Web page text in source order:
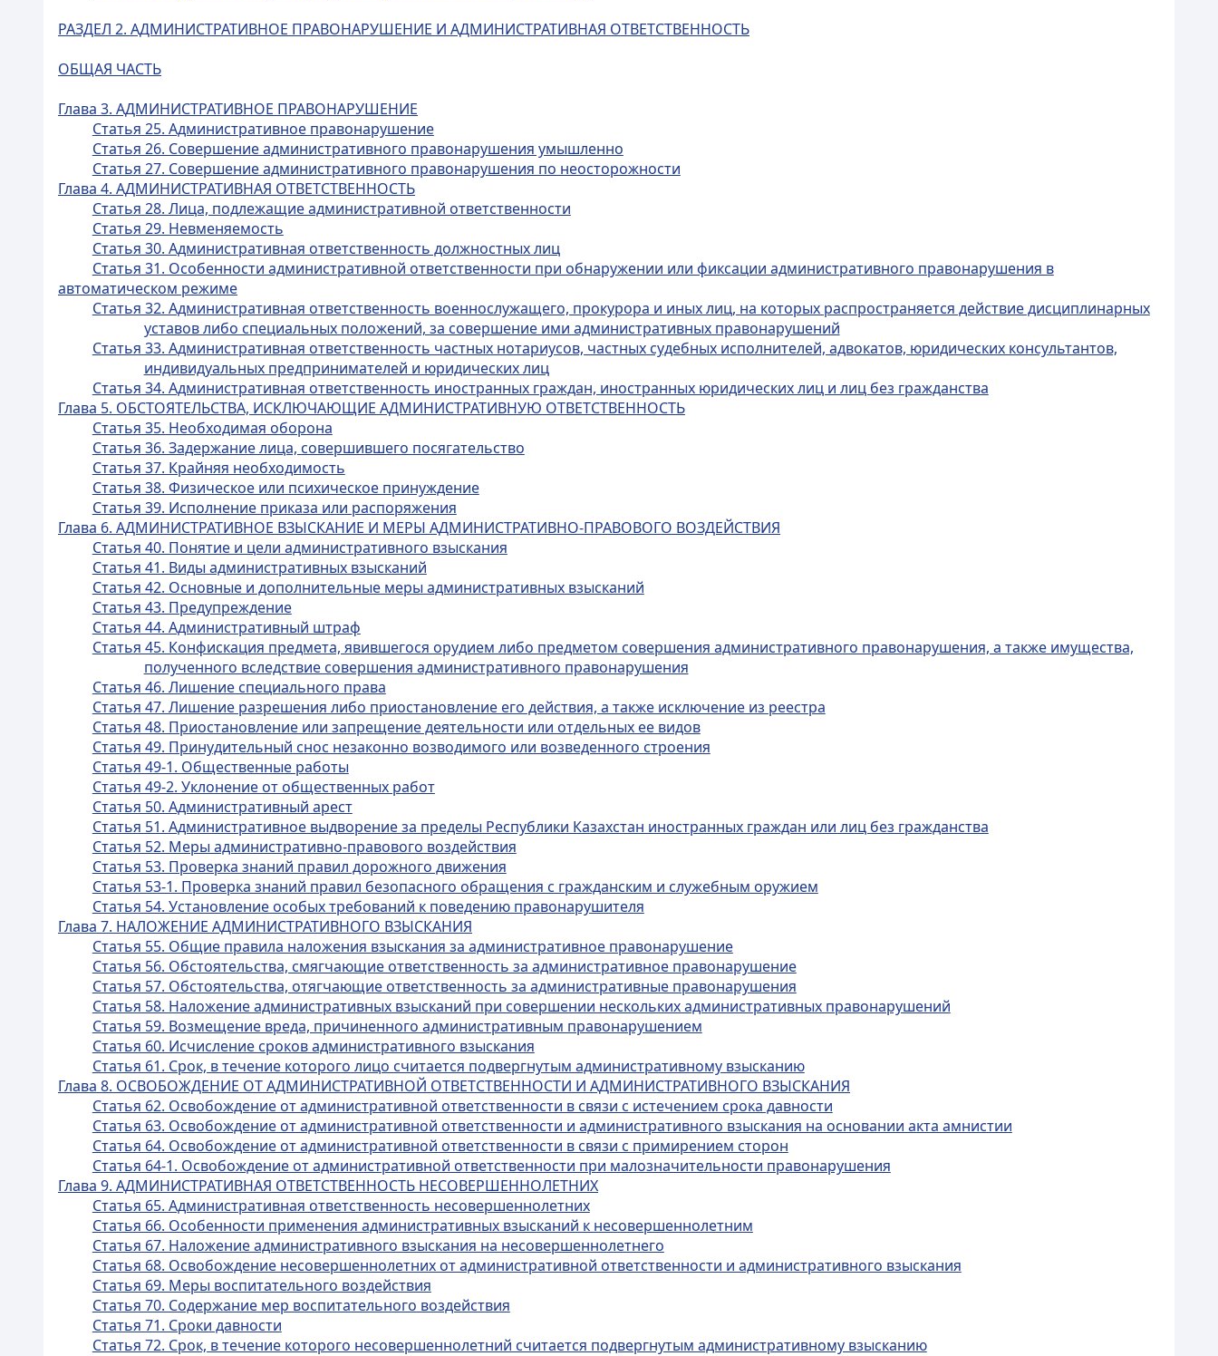
РАЗДЕЛ 2. АДМИНИСТРАТИВНОЕ ПРАВОНАРУШЕНИЕ И АДМИНИСТРАТИВНАЯ ОТВЕТСТВЕННОСТЬ
ОБЩАЯ ЧАСТЬ
Глава 3. АДМИНИСТРАТИВНОЕ ПРАВОНАРУШЕНИЕ
Статья 25. Административное правонарушение
Статья 26. Совершение административного правонарушения умышленно
Статья 27. Совершение административного правонарушения по неосторожности
Глава 4. АДМИНИСТРАТИВНАЯ ОТВЕТСТВЕННОСТЬ
Статья 28. Лица, подлежащие административной ответственности
Статья 29. Невменяемость
Статья 30. Административная ответственность должностных лиц
Статья 31. Особенности административной ответственности при обнаружении или фиксации административного правонарушения в
автоматическом режиме
Статья 32. Административная ответственность военнослужащего, прокурора и иных лиц, на которых распространяется действие дисциплинарных
уставов либо специальных положений, за совершение ими административных правонарушений
Статья 33. Административная ответственность частных нотариусов, частных судебных исполнителей, адвокатов, юридических консультантов,
индивидуальных предпринимателей и юридических лиц
Статья 34. Административная ответственность иностранных граждан, иностранных юридических лиц и лиц без гражданства
Глава 5. ОБСТОЯТЕЛЬСТВА, ИСКЛЮЧАЮЩИЕ АДМИНИСТРАТИВНУЮ ОТВЕТСТВЕННОСТЬ
Статья 35. Необходимая оборона
Статья 36. Задержание лица, совершившего посягательство
Статья 37. Крайняя необходимость
Статья 38. Физическое или психическое принуждение
Статья 39. Исполнение приказа или распоряжения
Глава 6. АДМИНИСТРАТИВНОЕ ВЗЫСКАНИЕ И МЕРЫ АДМИНИСТРАТИВНО-ПРАВОВОГО ВОЗДЕЙСТВИЯ
Статья 40. Понятие и цели административного взыскания
Статья 41. Виды административных взысканий
Статья 42. Основные и дополнительные меры административных взысканий
Статья 43. Предупреждение
Статья 44. Административный штраф
Статья 45. Конфискация предмета, явившегося орудием либо предметом совершения административного правонарушения, а также имущества,
полученного вследствие совершения административного правонарушения
Статья 46. Лишение специального права
Статья 47. Лишение разрешения либо приостановление его действия, а также исключение из реестра
Статья 48. Приостановление или запрещение деятельности или отдельных ее видов
Статья 49. Принудительный снос незаконно возводимого или возведенного строения
Статья 49-1. Общественные работы
Статья 49-2. Уклонение от общественных работ
Статья 50. Административный арест
Статья 51. Административное выдворение за пределы Республики Казахстан иностранных граждан или лиц без гражданства
Статья 52. Меры административно-правового воздействия
Статья 53. Проверка знаний правил дорожного движения
Статья 53-1. Проверка знаний правил безопасного обращения с гражданским и служебным оружием
Статья 54. Установление особых требований к поведению правонарушителя
Глава 7. НАЛОЖЕНИЕ АДМИНИСТРАТИВНОГО ВЗЫСКАНИЯ
Статья 55. Общие правила наложения взыскания за административное правонарушение
Статья 56. Обстоятельства, смягчающие ответственность за административное правонарушение
Статья 57. Обстоятельства, отягчающие ответственность за административные правонарушения
Статья 58. Наложение административных взысканий при совершении нескольких административных правонарушений
Статья 59. Возмещение вреда, причиненного административным правонарушением
Статья 60. Исчисление сроков административного взыскания
Статья 61. Срок, в течение которого лицо считается подвергнутым административному взысканию
Глава 8. ОСВОБОЖДЕНИЕ ОТ АДМИНИСТРАТИВНОЙ ОТВЕТСТВЕННОСТИ И АДМИНИСТРАТИВНОГО ВЗЫСКАНИЯ
Статья 62. Освобождение от административной ответственности в связи с истечением срока давности
Статья 63. Освобождение от административной ответственности и административного взыскания на основании акта амнистии
Статья 64. Освобождение от административной ответственности в связи с примирением сторон
Статья 64-1. Освобождение от административной ответственности при малозначительности правонарушения
Глава 9. АДМИНИСТРАТИВНАЯ ОТВЕТСТВЕННОСТЬ НЕСОВЕРШЕННОЛЕТНИХ
Статья 65. Административная ответственность несовершеннолетних
Статья 66. Особенности применения административных взысканий к несовершеннолетним
Статья 67. Наложение административного взыскания на несовершеннолетнего
Статья 68. Освобождение несовершеннолетних от административной ответственности и административного взыскания
Статья 69. Меры воспитательного воздействия
Статья 70. Содержание мер воспитательного воздействия
Статья 71. Сроки давности
Статья 72. Срок, в течение которого несовершеннолетний считается подвергнутым административному взысканию